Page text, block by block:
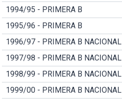
1994/95 - PRIMERA B
1995/96 - PRIMERA B
1996/97 - PRIMERA B NACIONAL
1997/98 - PRIMERA B NACIONAL
1998/99 - PRIMERA B NACIONAL
1999/00 - PRIMERA B NACIONAL